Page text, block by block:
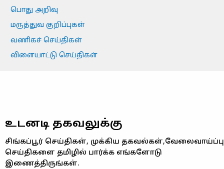
பொது அறிவு
மருத்துவ குறிப்புகள்
வணிகச் செய்திகள்
விளையாட்டு செய்திகள்
உடனடி தகவலுக்கு
சிங்கப்பூர் செய்திகள், முக்கிய தகவல்கள்,வேலைவாய்ப்பு
செய்திகளை தமிழில் பார்க்க எங்களோடு
இணைத்திருங்கள்.